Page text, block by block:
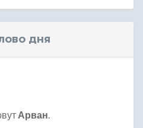
дня
Арван.